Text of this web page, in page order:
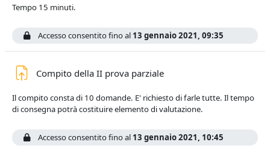
Tempo 15 minuti.
Accesso consentito fino al 13 gennaio 2021, 09:35
Compito della II prova parziale
Il compito consta di 10 domande. E' richiesto di farle tutte. Il tempo
di consegna potrà costituire elemento di valutazione.
Accesso consentito fino al 13 gennaio 2021, 10:45